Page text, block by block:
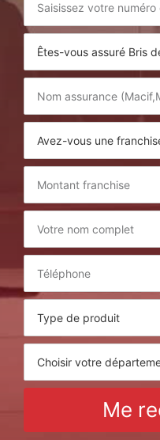
Me